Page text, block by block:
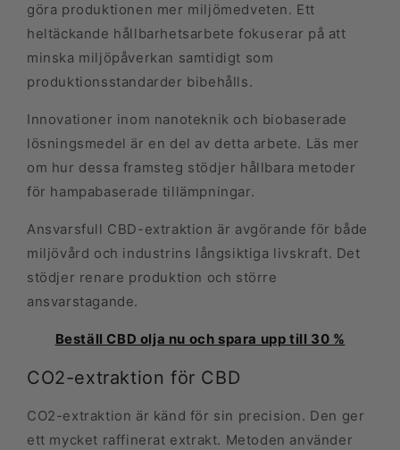
göra produktionen mer miljömedveten. Ett
heltäckande hållbarhetsarbete fokuserar på att
minska miljöpåverkan samtidigt som
produktionsstandarder bibehålls.
Innovationer inom nanoteknik och biobaserade
lösningsmedel är en del av detta arbete. Läs mer
om hur dessa framsteg stödjer hållbara metoder
för hampabaserade tillämpningar.
Ansvarsfull CBD-extraktion är avgörande för både
miljövård och industrins långsiktiga livskraft. Det
stödjer renare produktion och större
ansvarstagande.
Beställ CBD olja nu och spara upp till 30 %
CO2-extraktion för CBD
CO2-extraktion är känd för sin precision. Den ger
ett mycket raffinerat extrakt. Metoden använder